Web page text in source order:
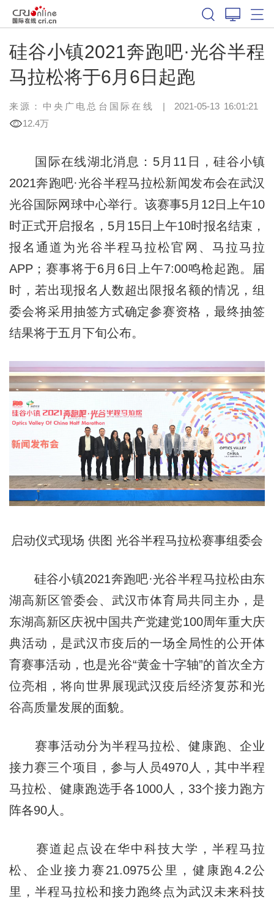
硅谷小镇2021奔跑吧·光谷半程
马拉松将于6月6日起跑
来源： 中央广电总台国际在线 | 2021-05-13 16:01:21
12.4万
国际在线湖北消息：5月11日，硅谷小镇
2021奔跑吧·光谷半程马拉松新闻发布会在武汉
光谷国际网球中心举行。该赛事5月12日上午10
时正式开启报名，5月15日上午10时报名结束，
报名通道为光谷半程马拉松官网、马拉马拉
APP；赛事将于6月6日上午7:00鸣枪起跑。届
时，若出现报名人数超出限报名额的情况，组
委会将采用抽签方式确定参赛资格，最终抽签
结果将于五月下旬公布。
启动仪式现场 供图 光谷半程马拉松赛事组委会
硅谷小镇2021奔跑吧·光谷半程马拉松由东
湖高新区管委会、武汉市体育局共同主办，是
东湖高新区庆祝中国共产党建党100周年重大庆
典活动，是武汉市疫后的一场全局性的公开体
育赛事活动，也是光谷“黄金十字轴”的首次全方
位亮相，将向世界展现武汉疫后经济复苏和光
谷高质量发展的面貌。
赛事活动分为半程马拉松、健康跑、企业
接力赛三个项目，参与人员4970人，其中半程
马拉松、健康跑选手各1000人，33个接力跑方
阵各90人。
赛道起点设在华中科技大学，半程马拉
松、企业接力赛21.0975公里，健康跑4.2公
里，半程马拉松和接力跑终点为武汉未来科技